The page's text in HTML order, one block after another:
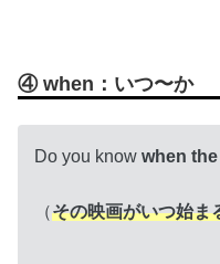
④ when：いつ〜か
Do you know when
（その映画がいつ始ま